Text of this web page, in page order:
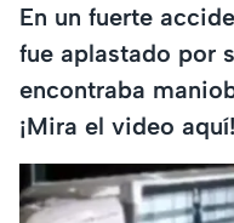
En un fuerte
fue aplastado por
encontraba
¡Mira el video aquí!